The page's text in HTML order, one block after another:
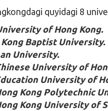
quyidagi 8
of Hong Kong.
Kong Baptist University.
University.
University of
University of
Kong Polytechnic
Kong University of